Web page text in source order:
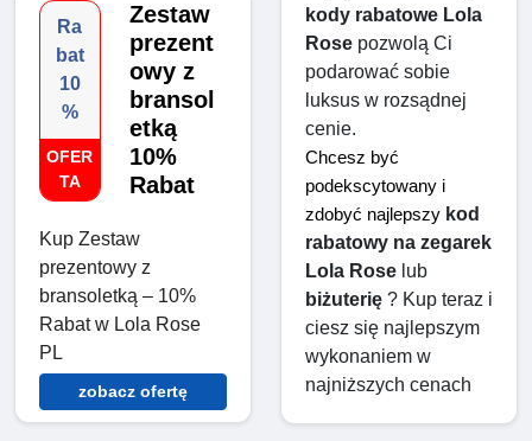
Ra
bat
10
%
OFER
TA
Zestaw
prezent
owy z
bransol
etką
10%
Rabat
Kup Zestaw
prezentowy z
bransoletką – 10%
Rabat w Lola Rose
PL
zobacz ofertę
kody rabatowe Lola
Rose pozwolą Ci
podarować sobie
luksus w rozsądnej
cenie.
Chcesz być
podekscytowany i
zdobyć najlepszy kod
rabatowy na zegarek
Lola Rose
biżuterię ? Kup teraz i
ciesz się najlepszym
wykonaniem w
najniższych cenach